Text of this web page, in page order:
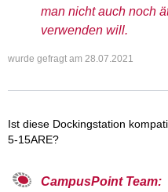
man nicht auch noch
verwenden will.
wurde gefragt am 28.07.2021
Ist diese Dockingstation
5-15ARE?
CampusPoint Team: